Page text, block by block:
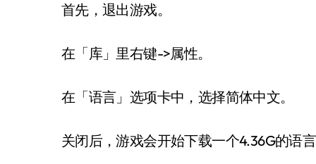
首先，退出游戏。
在「库」里右键->属性。
在「语言」选项卡中，选择简体中文。
关闭后，游戏会开始下载一个4.36G的语